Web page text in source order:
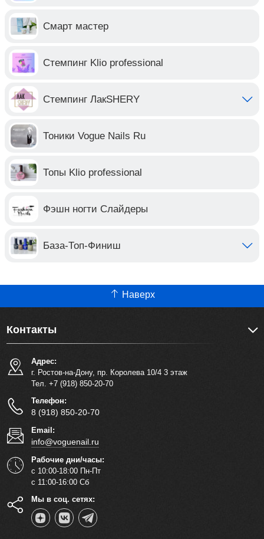
Смарт мастер
Стемпинг Klio professional
Стемпинг ЛакSHERY
Тоники Vogue Nails Ru
Топы Klio professional
Фэшн ногти Слайдеры
База-Топ-Финиш
Наверх
Контакты
Адрес:
г. Ростов-на-Дону, пр. Королева 10/4 3 этаж
Тел. +7 (918) 850-20-70
Телефон:
8 (918) 850-20-70
Email:
info@voguenail.ru
Рабочие дни/часы:
с 10:00-18:00 Пн-Пт
с 11:00-16:00 Сб
Мы в соц. сетях: